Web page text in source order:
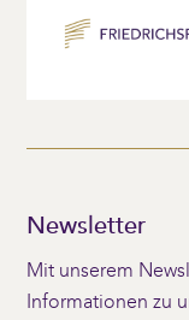
Newsletter
Mit unserem
Informationen zu